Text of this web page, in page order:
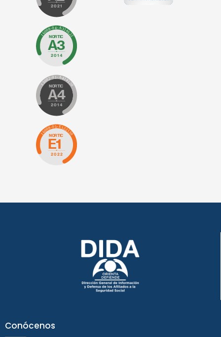
Conócenos